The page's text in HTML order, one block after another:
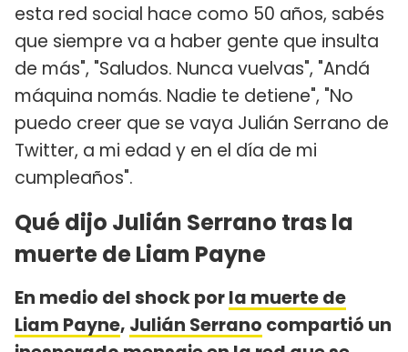
esta red social hace como 50 años, sabés
que siempre va a haber gente que insulta
de más", "Saludos. Nunca vuelvas", "Andá
máquina nomás. Nadie te detiene", "No
puedo creer que se vaya Julián Serrano de
Twitter, a mi edad y en el día de mi
cumpleaños".
Qué dijo Julián Serrano tras la
muerte de Liam Payne
En medio del shock porla muerte de
Liam Payne, Julián Serrano compartió un